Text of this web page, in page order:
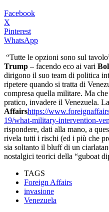
Facebook
X
Pinterest
WhatsApp
“Tutte le opzioni sono sul
Trump – facendo eco ai vari
dirigono il suo team di politica
ripetere quando si tratta di
compresa quella militare. Ma
pratico, invadere il Venezuela.
Affairshttps://
19/what-military-intervention-
rispondere, dati alla mano, a
rivela tutti i rischi (ed i più che
sia soltanto il bluff di un
nostalgici teorici della “guboat
TAGS
Foreign Affairs
invasione
Venezuela